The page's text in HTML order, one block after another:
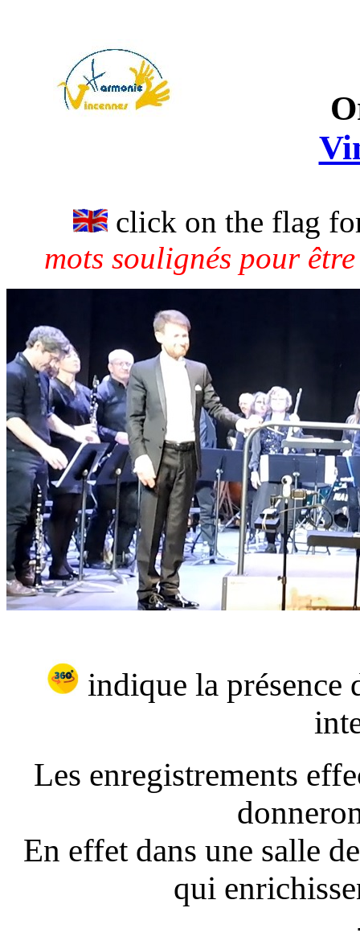
click on the flag
mots soulignés pour
indique la présence
Les enregistrements
En effet dans une salle
qui